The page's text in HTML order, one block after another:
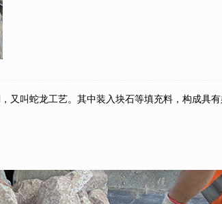
，又叫蛇龙工艺。其中装入块石等填充料，构成具